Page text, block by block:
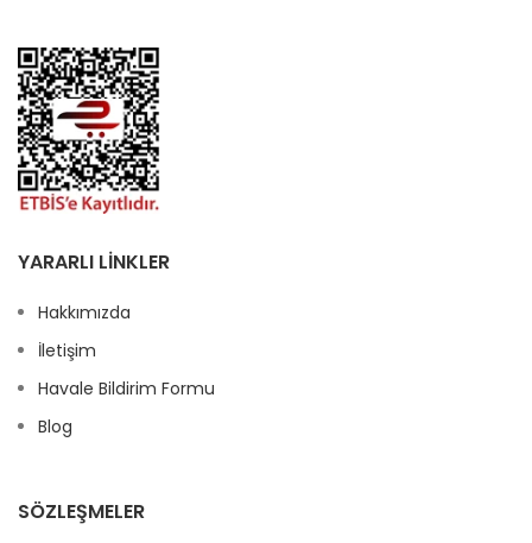
YARARLI LINKLER
Hakkımızda
İletişim
Havale Bildirim Formu
Blog
SÖZLEŞMELER